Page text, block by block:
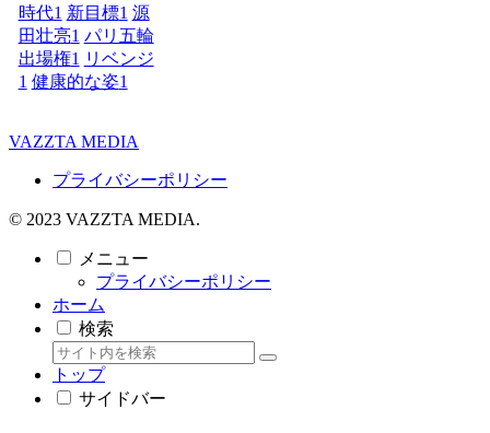
時代1 新目標1 源
田壮亮1 パリ五輪
出場権1 リベンジ
1 健康的な姿1
VAZZTA MEDIA
プライバシーポリシー
© 2023 VAZZTA MEDIA.
メニュー
プライバシーポリシー
ホーム
検索
トップ
サイドバー